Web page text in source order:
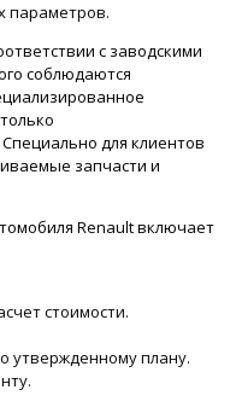
параметров.
с заводскими
соблюдаются
для клиентов
запчасти и
Renault включает
стоимости.
утвержденному плану.